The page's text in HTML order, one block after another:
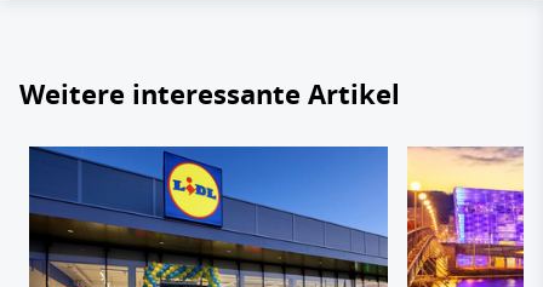
Weitere interessante Artikel